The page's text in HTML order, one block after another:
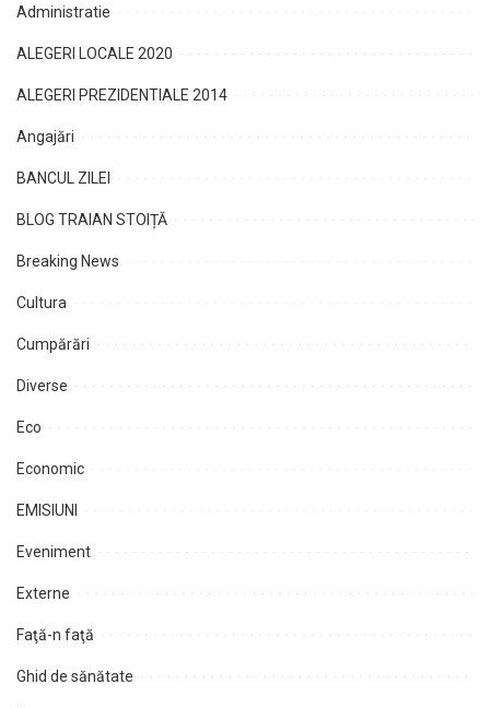
Administratie
ALEGERI LOCALE 2020
ALEGERI PREZIDENTIALE 2014
Angajări
BANCUL ZILEI
BLOG TRAIAN STOIȚĂ
Breaking News
Cultura
Cumpărări
Diverse
Eco
Economic
EMISIUNI
Eveniment
Externe
Faţă-n faţă
Ghid de sănătate